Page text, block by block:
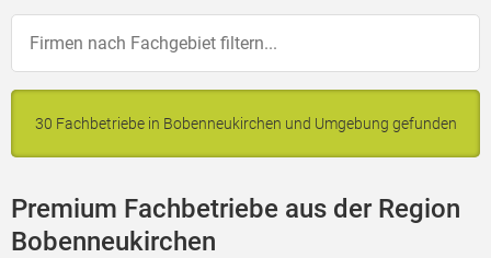
30 Fachbetriebe in Bobenneukirchen und Umgebung gefunden
Premium Fachbetriebe aus der Region
Bobenneukirchen